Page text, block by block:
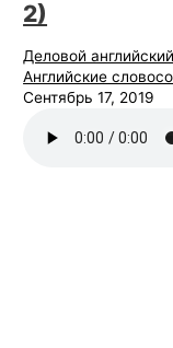
2)
Деловой английский
Английские
Сентябрь 17, 2019